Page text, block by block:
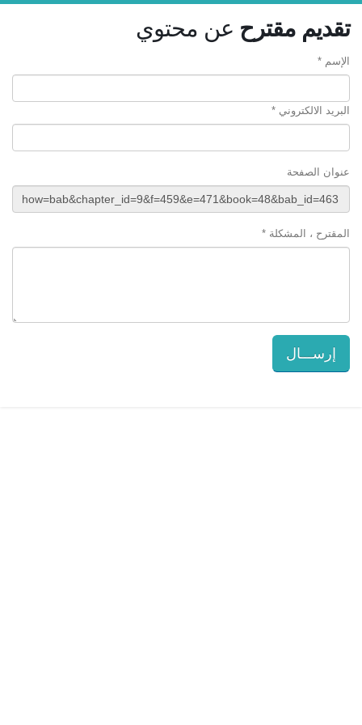
تقديم مقترح عن محتوي
الإسم *
البريد الالكتروني *
عنوان الصفحة
المقترح ، المشكلة *